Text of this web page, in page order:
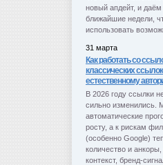
новый апдейт, и
ближайшие недели,
использовать
31 марта
Как работать со
классических
естественному
В 2026 году ссылки
сильно изменились.
автоматические
росту, а к рискам
(особенно Google)
количество и анкоры,
контекст, бренд-